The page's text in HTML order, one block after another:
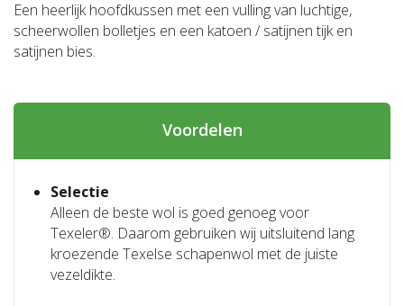
Een heerlijk hoofdkussen met een vulling van luchtige,
scheerwollen bolletjes en een katoen / satijnen tijk en
satijnen bies.
Voordelen
Selectie
Alleen de beste wol is goed genoeg voor
Texeler®. Daarom gebruiken wij uitsluitend lang
kroezende Texelse schapenwol met de juiste
vezeldikte.